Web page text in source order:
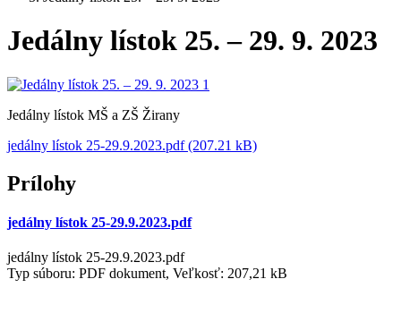
Jedálny lístok 25. – 29. 9. 2023
Jedálny lístok MŠ a ZŠ Žirany
jedálny lístok 25-29.9.2023.pdf (207.21 kB)
Prílohy
jedálny lístok 25-29.9.2023.pdf
jedálny lístok 25-29.9.2023.pdf
Typ súboru: PDF dokument, Veľkosť: 207,21 kB